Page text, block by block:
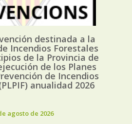
destinada a la
Incendios Forestales
de la Provincia de
de los Planes
de Incendios
anualidad 2026
agosto de 2026